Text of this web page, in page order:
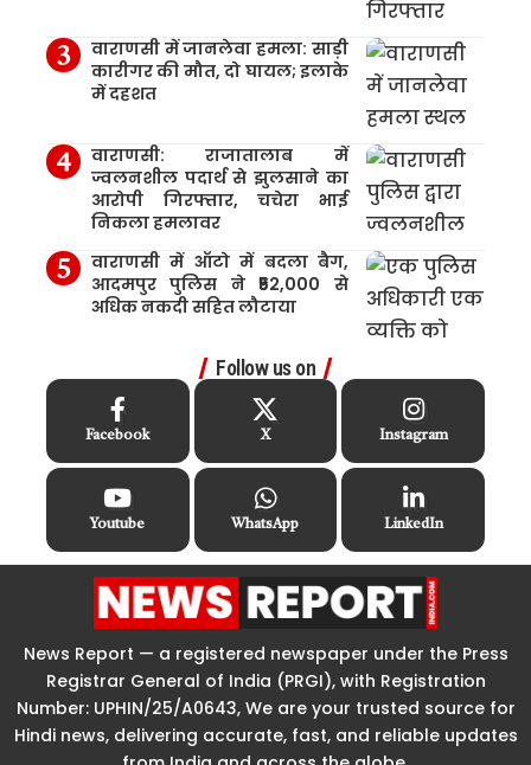
वाराणसी में जानलेवा हमला: साड़ी
कारीगर की मौत, दो घायल; इलाके
में दहशत
वाराणसी: राजातालाब में
ज्वलनशील पदार्थ से झुलसाने का
आरोपी गिरफ्तार, चचेरा भाई
निकला हमलावर
वाराणसी में ऑटो में बदला बैग,
आदमपुर पुलिस ने ₹52,000 से
अधिक नकदी सहित लौटाया
Follow us on
Facebook X Instagram
Youtube WhatsApp LinkedIn
News Report — a registered newspaper under the Press
Registrar General of India (PRGI), with Registration
Number: UPHIN/25/A0643, We are your trusted source for
Hindi news, delivering accurate, fast, and reliable updates